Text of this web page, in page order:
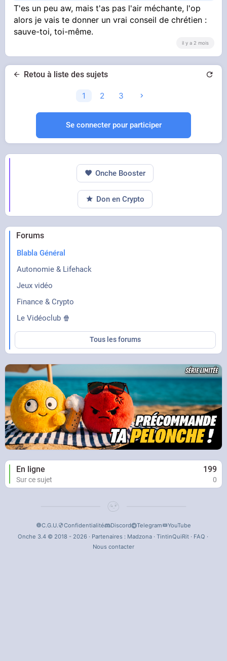
T'es un peu aw, mais t'as pas l'air méchante, l'op
alors je vais te donner un vrai conseil de chrétien :
sauve-toi, toi-même.
il y a 2 mois
Retou à liste des sujets
1 2 3
Se connecter pour participer
Forums
Blabla Général
Autonomie & Lifehack
Jeux vidéo
Finance & Crypto
Le Vidéoclub 🍿
Tous les forums
En ligne 199
Sur ce sujet 0
Onche Booster
Don en Crypto
C.G.U. Confidentialité Discord Telegram
YouTube
Onche 3.4 © 2018 - 2026 · Partenaires : Madzona· TintinQuiRit· FAQ ·
Nous contacter